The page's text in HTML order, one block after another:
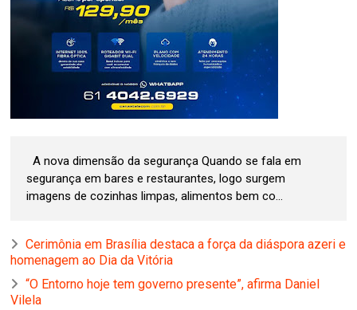
A nova dimensão da segurança Quando se fala em
segurança em bares e restaurantes, logo surgem
imagens de cozinhas limpas, alimentos bem co...
Cerimônia em Brasília destaca a força da diáspora azeri e
homenagem ao Dia da Vitória
“O Entorno hoje tem governo presente”, afirma Daniel
Vilela